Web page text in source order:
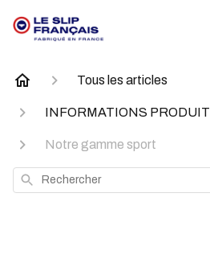
Tous les articles
INFORMATIONS PRODUIT
Notre gamme sport
Rechercher